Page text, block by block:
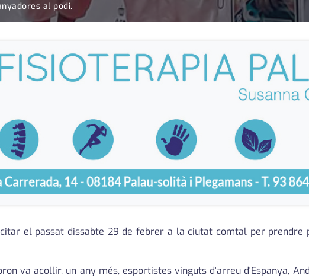
al podi.
el passat dissabte 29 de febrer a la ciutat comtal per prendre
va acollir, un any més, esportistes vinguts d'arreu d'Espanya,